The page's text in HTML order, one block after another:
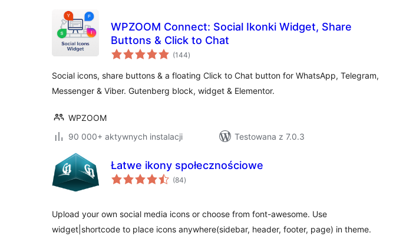
WPZOOM Connect: Social Ikonki Widget, Share
Buttons & Click to Chat
(144wszystkich
ocen
)
Social icons, share buttons & a floating Click to Chat button for WhatsApp, Telegram,
Messenger & Viber. Gutenberg block, widget & Elementor.
WPZOOM
90 000+ aktywnych instalacji
Testowana z 7.0.3
Łatwe ikony społecznościowe
(84wszystkich
ocen
)
Upload your own social media icons or choose from font-awesome. Use
widget|shortcode to place icons anywhere(sidebar, header, footer, page) in theme.